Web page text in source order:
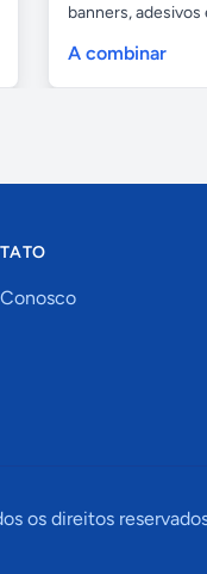
banners, adesivos
A combinar
os direitos